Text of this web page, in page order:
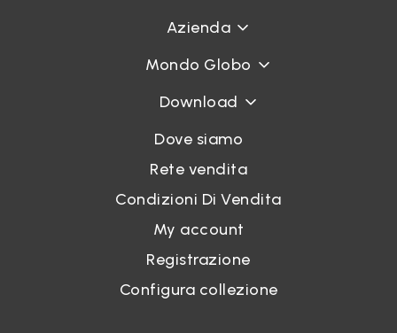
Azienda
Mondo Globo
Download
Dove siamo
Rete vendita
Condizioni Di Vendita
My account
Registrazione
Configura collezione